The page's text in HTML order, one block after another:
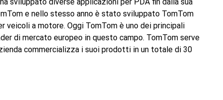
e nello stesso anno è stato sviluppato TomTom
veicoli a motore. Oggi TomTom è uno dei principali
di mercato europeo in questo campo. TomTom serve
commercializza i suoi prodotti in un totale di 30